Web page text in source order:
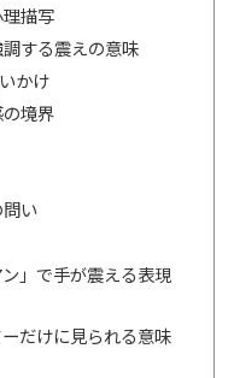
描写
する震えの意味
かけ
境界
い
」で手が震える表現
だけに見られる意味